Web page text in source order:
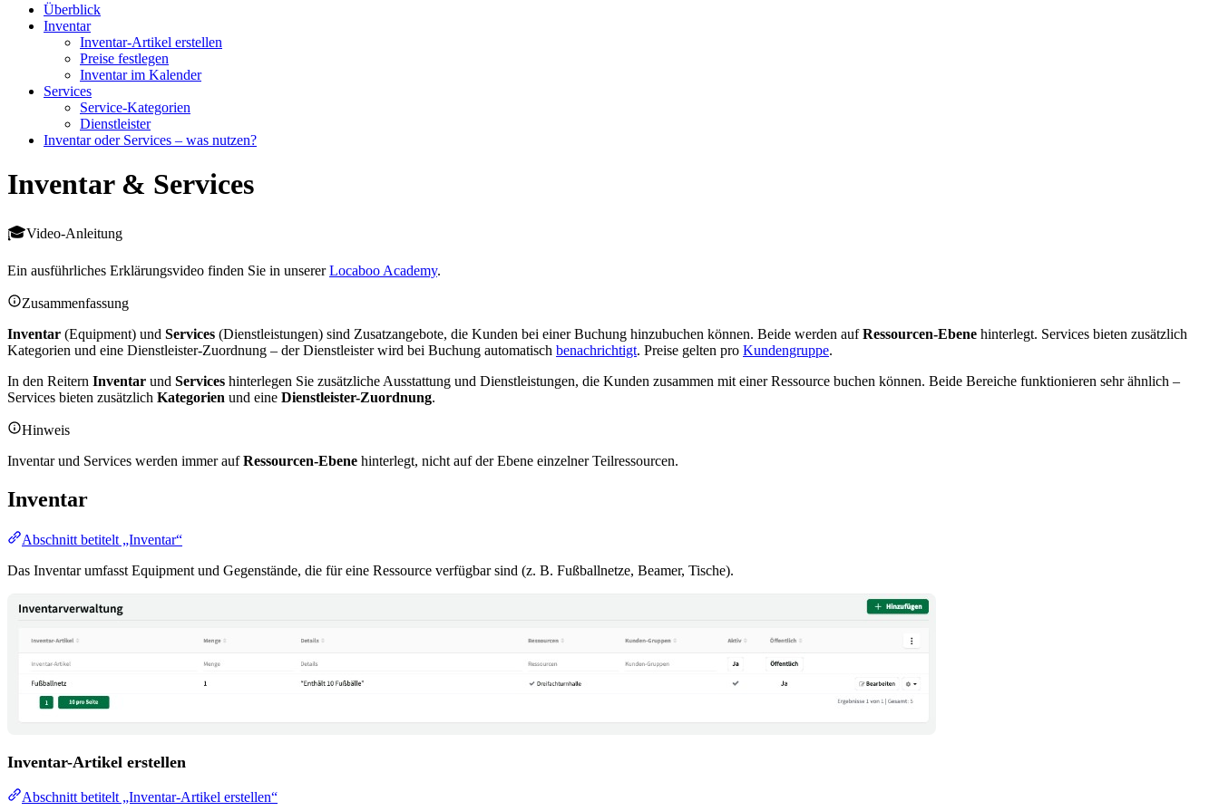
Überblick
Inventar
Inventar-Artikel erstellen
Preise festlegen
Inventar im Kalender
Services
Service-Kategorien
Dienstleister
Inventar oder Services – was nutzen?
Inventar & Services
Video-Anleitung
Ein ausführliches Erklärungsvideo finden Sie in unsererLocaboo Academy.
Zusammenfassung
Inventar (Equipment) und Services (Dienstleistungen) sind Zusatzangebote, die Kunden bei einer Buchung hinzubuchen können. Beide werden aufRessourcen-Ebene hinterlegt. Services bieten zusätzlich
Kategorien und eine Dienstleister-Zuordnung – der Dienstleister wird bei Buchung automatisch benachrichtigt. Preise gelten pro Kundengruppe.
In den Reitern Inventar und Services hinterlegen Sie zusätzliche Ausstattung und Dienstleistungen, die Kunden zusammen mit einer Ressource buchen können. Beide Bereiche funktionieren sehr ähnlich –
Services bieten zusätzlich Kategorien und eine Dienstleister-Zuordnung.
Hinweis
Inventar und Services werden immer aufRessourcen-Ebene hinterlegt, nicht auf der Ebene einzelner Teilressourcen.
Inventar
Abschnitt betitelt „Inventar“
Das Inventar umfasst Equipment und Gegenstände, die für eine Ressource verfügbar sind (z. B. Fußballnetze, Beamer, Tische).
Inventar-Artikel erstellen
Abschnitt betitelt „Inventar-Artikel erstellen“